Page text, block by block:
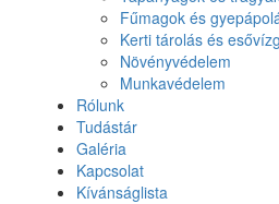
Fűmagok és
Kerti tárolás és
Növényvédelem
Munkavédelem
Rólunk
Tudástár
Galéria
Kapcsolat
Kívánságlista